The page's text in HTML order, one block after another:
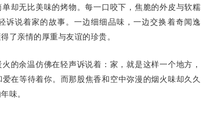
却无比美味的烤物。每一口咬下，焦脆的外皮与软糯
诉说着家的故事。一边细细品味，一边交换着奇闻逸
了亲情的厚重与友谊的珍贵。
的余温仿佛在轻声诉说着：家，就是这样一个地方，
在等待着你。而那股焦香和空中弥漫的烟火味却久久
味。